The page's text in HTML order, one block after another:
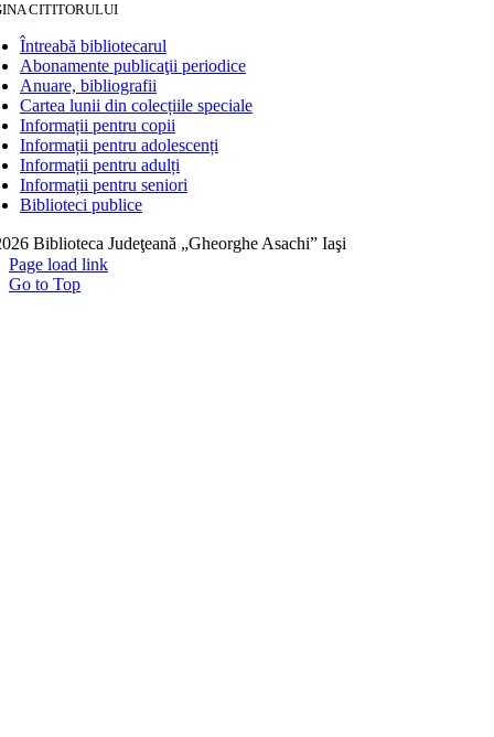
CITITORULUI
Întreabă bibliotecarul
Abonamente publicaţii periodice
Anuare, bibliografii
Cartea lunii din colecțiile speciale
Informații pentru copii
Informații pentru adolescenți
Informații pentru adulți
Informații pentru seniori
Biblioteci publice
Biblioteca Judeţeană „Gheorghe Asachi” Iaşi
Page load link
Go to Top